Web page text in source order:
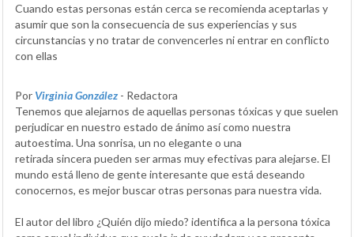
Cuando estas personas están cerca se recomienda aceptarlas y
asumir que son la consecuencia de sus experiencias y sus
circunstancias y no tratar de convencerles ni entrar en conflicto
con ellas
Por Virginia González - Redactora
Tenemos que alejarnos de aquellas personas tóxicas y que suelen
perjudicar en nuestro estado de ánimo así como nuestra
autoestima. Una sonrisa, un no elegante o una
retirada sincera pueden ser armas muy efectivas para alejarse. El
mundo está lleno de gente interesante que está deseando
conocernos, es mejor buscar otras personas para nuestra vida.
El autor del libro ¿Quién dijo miedo? identifica a la persona tóxica